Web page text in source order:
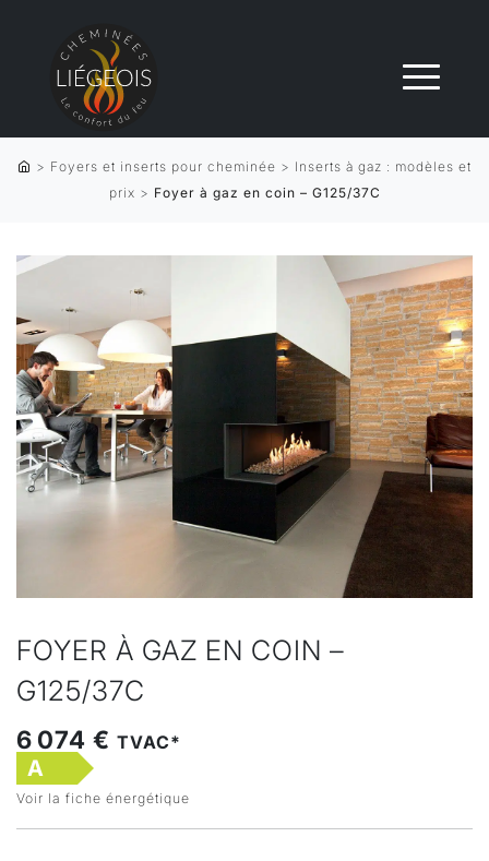
> Foyers et inserts pour cheminée > Inserts à gaz : modèles et
prix > Foyer à gaz en coin – G125/37C
FOYER À GAZ EN COIN –
G125/37C
6 074 € TVAC*
A
Voir la fiche énergétique